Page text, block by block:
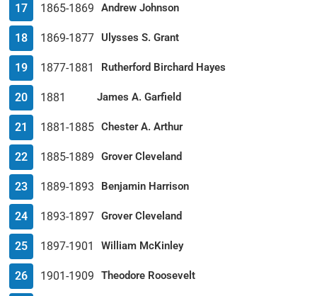
17 1865-1869 Andrew Johnson
18 1869-1877 Ulysses S. Grant
19 1877-1881 Rutherford Birchard Hayes
20 1881 James A. Garfield
21 1881-1885 Chester A. Arthur
22 1885-1889 Grover Cleveland
23 1889-1893 Benjamin Harrison
24 1893-1897 Grover Cleveland
25 1897-1901 William McKinley
26 1901-1909 Theodore Roosevelt